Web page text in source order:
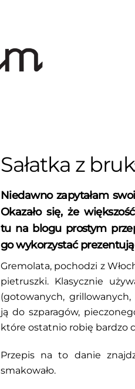
Sałatka z
Niedawno zapytałam
Okazało się, że
tu na blogu prostym
go wykorzystać
Gremolata, pochodzi z
pietruszki. Klasycznie
(gotowanych,
ją do szparagów,
które ostatnio robię bardzo
Przepis na to danie
smakowało.